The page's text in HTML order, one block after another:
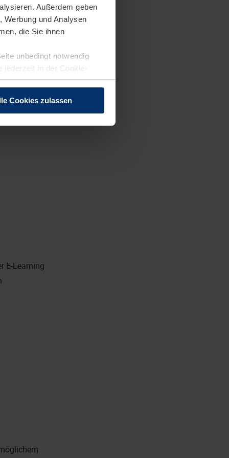
Außerdem geben
und Analysen
die Sie ihnen
unbedingt notwendig
in der Cookie-
Cookies zulassen
E-Learning